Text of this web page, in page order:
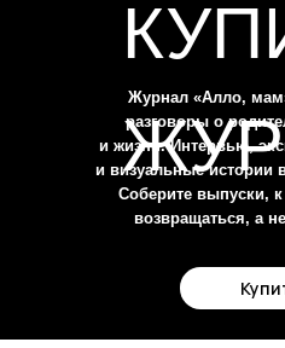
Журнал «Алло,
разговоры о
и жизни. Интервью,
и визуальные истории
Соберите выпуски,
возвращаться, а